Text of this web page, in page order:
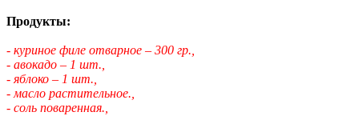
Продукты:
- куриное филе отварное – 300 гр.,
- авокадо – 1 шт.,
- яблоко – 1 шт.,
- масло растительное.,
- соль поваренная.,